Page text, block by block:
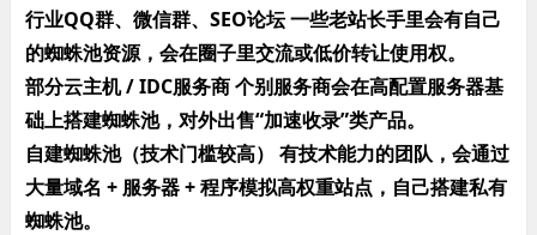
行业QQ群、微信群、SEO论坛​ 一些老站长手里会有自己
的蜘蛛池资源，会在圈子里交流或低价转让使用权。
部分云主机 / IDC服务商​ 个别服务商会在高配置服务器基
础上搭建蜘蛛池，对外出售“加速收录”类产品。
自建蜘蛛池（技术门槛较高）​ 有技术能力的团队，会通过
大量域名 + 服务器 + 程序模拟高权重站点，自己搭建私有
蜘蛛池。